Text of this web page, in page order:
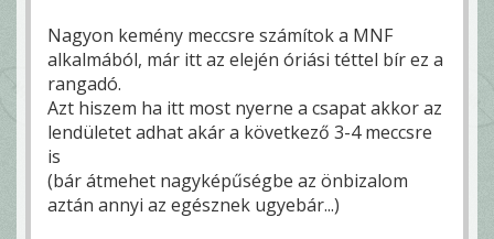
Nagyon kemény meccsre számítok a MNF
alkalmából, már itt az elején óriási téttel bír ez a
rangadó.
Azt hiszem ha itt most nyerne a csapat akkor az
lendületet adhat akár a következő 3-4 meccsre
is
(bár átmehet nagyképűségbe az önbizalom
aztán annyi az egésznek ugyebár...)